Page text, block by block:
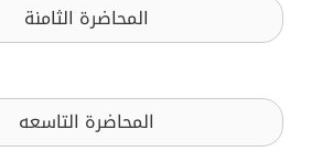
المحاضرة الثامنة
المحاضرة التاسعه